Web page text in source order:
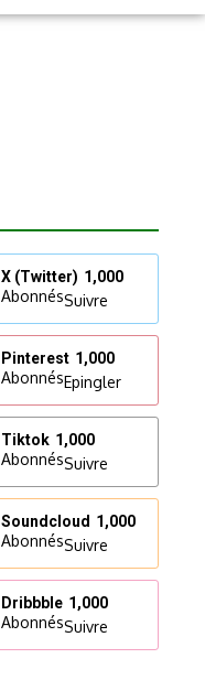
X (Twitter) 1,000
AbonnésSuivre
Pinterest 1,000
AbonnésEpingler
Tiktok 1,000
AbonnésSuivre
Soundcloud 1,000
AbonnésSuivre
Dribbble 1,000
AbonnésSuivre